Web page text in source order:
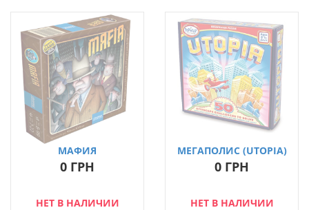
МАФИЯ
(УКРАЇНСЬКОЮ)
0 ГРН
НЕТ В НАЛИЧИИ
МЕГАПОЛИС (UTOPIA)
0 ГРН
НЕТ В НАЛИЧИИ